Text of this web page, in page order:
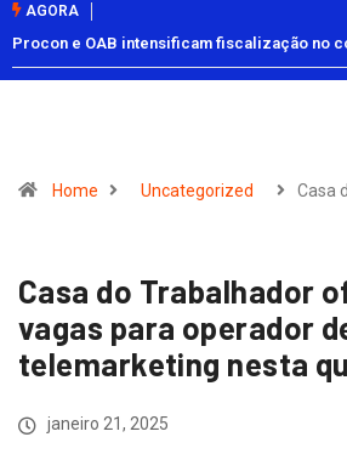
AGORA
Procon e OAB intensificam fiscalização no
Pais
Home Uncategorized Casa
Casa do Trabalhador
vagas para operador
telemarketing nesta
janeiro 21, 2025